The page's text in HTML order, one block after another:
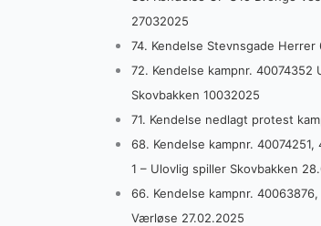
27032025
74. Kendelse Stevnsgade
72. Kendelse kampnr. 40074352
Skovbakken 10032025
71. Kendelse nedlagt protest
68. Kendelse kampnr.
1 – Ulovlig spiller Skovbakken
66. Kendelse kampnr.
Værløse 27.02.2025